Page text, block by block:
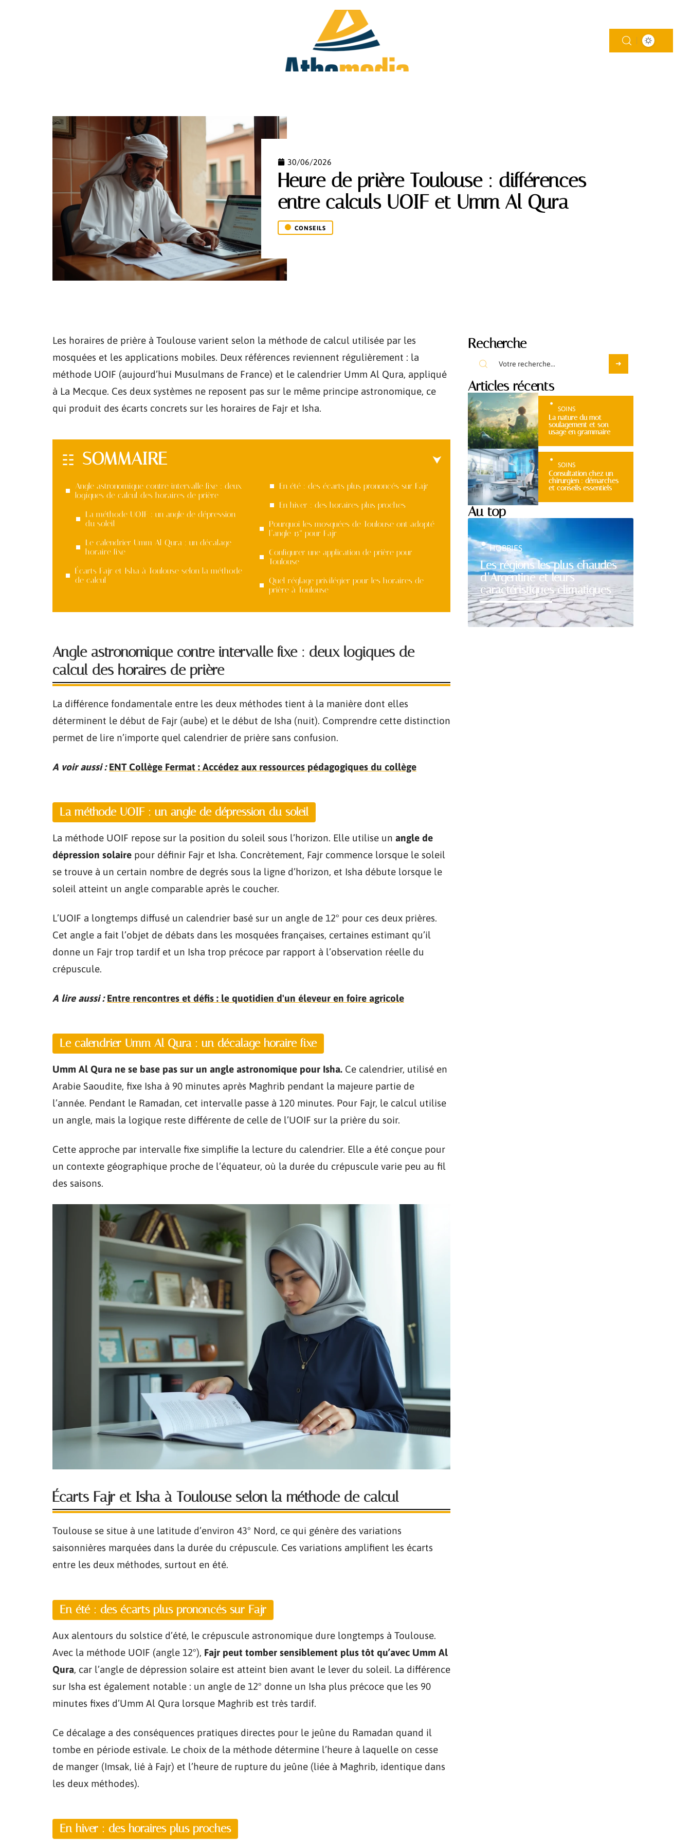
30/06/2026
Heure de prière Toulouse : différences
entre calculs UOIF et Umm Al Qura
CONSEILS
Les horaires de prière à Toulouse varient selon la méthode de calcul utilisée par les
mosquées et les applications mobiles. Deux références reviennent régulièrement : la
méthode UOIF (aujourd’hui Musulmans de France) et le calendrier Umm Al Qura, appliqué
à La Mecque. Ces deux systèmes ne reposent pas sur le même principe astronomique, ce
qui produit des écarts concrets sur les horaires de Fajr et Isha.
SOMMAIRE
Angle astronomique contre intervalle fixe : deux
logiques de calcul des horaires de prière
La méthode UOIF : un angle de dépression
du soleil
Le calendrier Umm Al Qura : un décalage
horaire fixe
Écarts Fajr et Isha à Toulouse selon la méthode
de calcul
En été : des écarts plus prononcés sur Fajr
En hiver : des horaires plus proches
Pourquoi les mosquées de Toulouse ont adopté
l’angle 15° pour Fajr
Configurer une application de prière pour
Toulouse
Quel réglage privilégier pour les horaires de
prière à Toulouse
Angle astronomique contre intervalle fixe : deux logiques de
calcul des horaires de prière
La différence fondamentale entre les deux méthodes tient à la manière dont elles
déterminent le début de Fajr (aube) et le début de Isha (nuit). Comprendre cette distinction
permet de lire n’importe quel calendrier de prière sans confusion.
A voir aussi : ENT Collège Fermat : Accédez aux ressources pédagogiques du collège
La méthode UOIF : un angle de dépression du soleil
La méthode UOIF repose sur la position du soleil sous l’horizon. Elle utilise un angle de
dépression solaire pour définir Fajr et Isha. Concrètement, Fajr commence lorsque le soleil
se trouve à un certain nombre de degrés sous la ligne d’horizon, et Isha débute lorsque le
soleil atteint un angle comparable après le coucher.
L’UOIF a longtemps diffusé un calendrier basé sur un angle de 12° pour ces deux prières.
Cet angle a fait l’objet de débats dans les mosquées françaises, certaines estimant qu’il
donne un Fajr trop tardif et un Isha trop précoce par rapport à l’observation réelle du
crépuscule.
A lire aussi : Entre rencontres et défis : le quotidien d'un éleveur en foire agricole
Le calendrier Umm Al Qura : un décalage horaire fixe
Umm Al Qura ne se base pas sur un angle astronomique pour Isha. Ce calendrier, utilisé en
Arabie Saoudite, fixe Isha à 90 minutes après Maghrib pendant la majeure partie de
l’année. Pendant le Ramadan, cet intervalle passe à 120 minutes. Pour Fajr, le calcul utilise
un angle, mais la logique reste différente de celle de l’UOIF sur la prière du soir.
Cette approche par intervalle fixe simplifie la lecture du calendrier. Elle a été conçue pour
un contexte géographique proche de l’équateur, où la durée du crépuscule varie peu au fil
des saisons.
Écarts Fajr et Isha à Toulouse selon la méthode de calcul
Toulouse se situe à une latitude d’environ 43° Nord, ce qui génère des variations
saisonnières marquées dans la durée du crépuscule. Ces variations amplifient les écarts
entre les deux méthodes, surtout en été.
En été : des écarts plus prononcés sur Fajr
Aux alentours du solstice d’été, le crépuscule astronomique dure longtemps à Toulouse.
Avec la méthode UOIF (angle 12°), Fajr peut tomber sensiblement plus tôt qu’avec Umm Al
Qura, car l’angle de dépression solaire est atteint bien avant le lever du soleil. La différence
sur Isha est également notable : un angle de 12° donne un Isha plus précoce que les 90
minutes fixes d’Umm Al Qura lorsque Maghrib est très tardif.
Ce décalage a des conséquences pratiques directes pour le jeûne du Ramadan quand il
tombe en période estivale. Le choix de la méthode détermine l’heure à laquelle on cesse
de manger (Imsak, lié à Fajr) et l’heure de rupture du jeûne (liée à Maghrib, identique dans
les deux méthodes).
En hiver : des horaires plus proches
Recherche
Articles récents
SOINS
La nature du mot
soulagement et son
usage en grammaire
SOINS
Consultation chez un
chirurgien : démarches
et conseils essentiels
Au top
Les régions les plus chaudes
d’Argentine et leurs
caractéristiques climatiques
HOBBIES